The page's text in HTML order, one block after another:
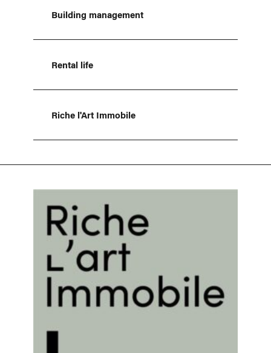
Building management
Rental life
Riche l'Art Immobile